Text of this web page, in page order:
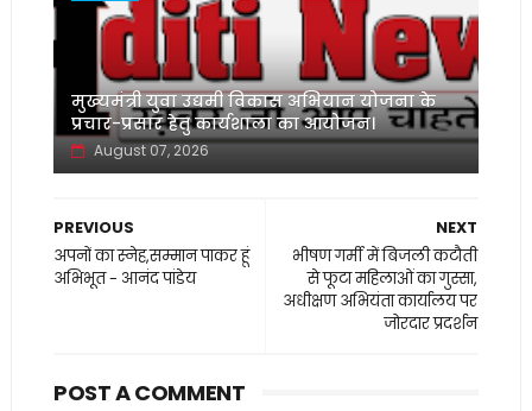
मुख्यमंत्री युवा उद्यमी विकास अभियान योजना के
प्रचार-प्रसार हेतु कार्यशाला का आयोजन।
August 07, 2026
NEXT
भीषण गर्मी में बिजली कटौती
से फूटा महिलाओं का गुस्सा,
अधीक्षण अभियंता कार्यालय पर
जोरदार प्रदर्शन
PREVIOUS
अपनों का स्नेह,सम्मान पाकर हूं
अभिभूत - आनंद पांडेय
POST A COMMENT